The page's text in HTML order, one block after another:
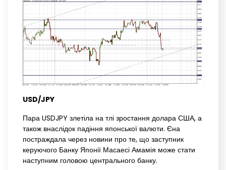
USD/JPY
Пара USDJPY злетіла на тлі зростання долара США, а
також внаслідок падіння японської валюти. Єна
постраждала через новини про те, що заступник
керуючого Банку Японії Масаесі Амамія може стати
наступним головою центрального банку.